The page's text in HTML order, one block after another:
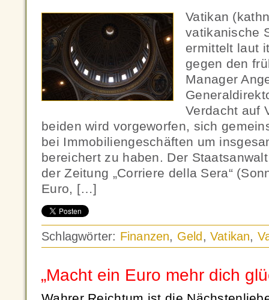
Vatikan
vatikanische
ermittelt laut
gegen den
Manager
Verdacht auf
beiden wird vorgeworfen, sich
bei Immobiliengeschäften um
bereichert zu haben. Der
der Zeitung „Corriere della Sera“
Euro, […]
Schlagwörter: Finanzen, Geld ,Vatikan,
„Macht ein Euro mehr dich